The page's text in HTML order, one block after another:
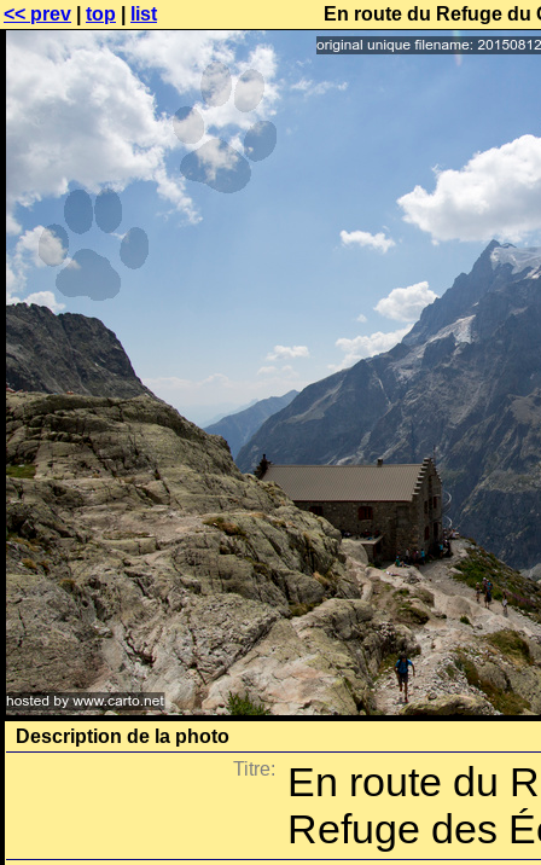
<< prev top list En route du Refuge du
Description de la photo
Titre:
En route du
Refuge des